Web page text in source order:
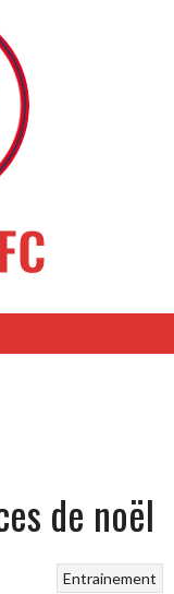
de noël
Entrainement